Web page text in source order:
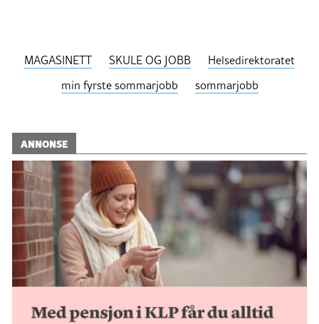
MAGASINETT SKULE OG JOBB
Helsedirektoratet
min fyrste sommarjobb
sommarjobb
ANNONSE